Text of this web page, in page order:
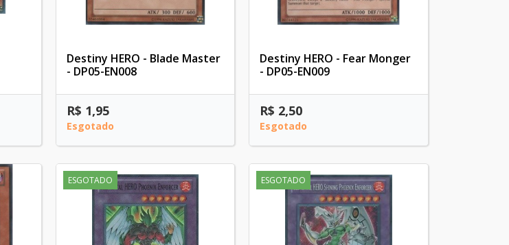
Destiny HERO - Blade Master
- DP05-EN008
R$ 1,95
Esgotado
Destiny HERO - Fear Monger
- DP05-EN009
R$ 2,50
Esgotado
ESGOTADO ESGOTADO